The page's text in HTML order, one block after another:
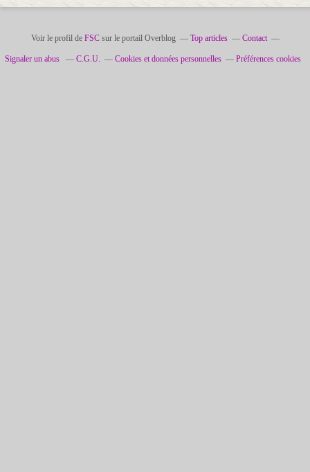
Voir le profil de FSCsur le portail Overblog Top articles Contact
Signaler un abus C.G.U. Cookies et données personnelles Préférences cookies